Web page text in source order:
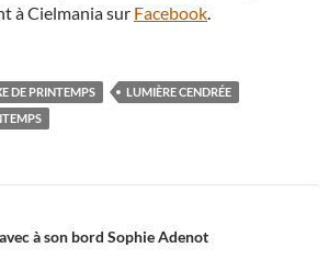
à Cielmania sur Facebook
DE PRINTEMPS
LUMIÈRE CENDRÉE
à son bord Sophie Adenot